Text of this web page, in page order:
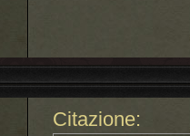
Citazione: